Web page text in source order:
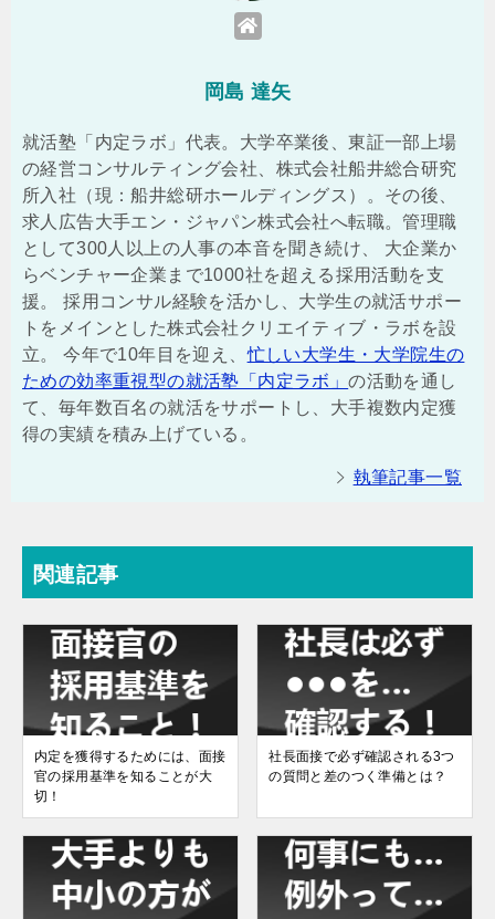
岡島 達矢
就活塾「内定ラボ」代表。大学卒業後、東証一部上場
の経営コンサルティング会社、株式会社船井総合研究
所入社（現：船井総研ホールディングス）。その後、
求人広告大手エン・ジャパン株式会社へ転職。管理職
として300人以上の人事の本音を聞き続け、 大企業か
らベンチャー企業まで1000社を超える採用活動を支
援。 採用コンサル経験を活かし、大学生の就活サポー
トをメインとした株式会社クリエイティブ・ラボを設
立。 今年で10年目を迎え、忙しい大学生・大学院生の
ための効率重視型の就活塾「内定ラボ」の活動を通し
て、毎年数百名の就活をサポートし、大手複数内定獲
得の実績を積み上げている。
執筆記事一覧
関連記事
内定を獲得するためには、面接
官の採用基準を知ることが大
切！
社長面接で必ず確認される3つ
の質問と差のつく準備とは？